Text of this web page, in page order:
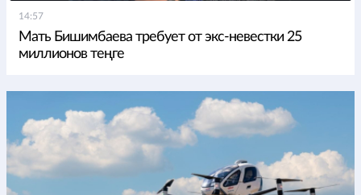
14:57
Мать Бишимбаева требует от экс-невестки 25
миллионов теңге